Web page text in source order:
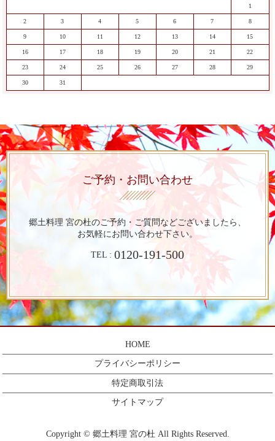
1
2 3 4 5 6 7 8
9 10 11 12 13 14 15
16 17 18 19 20 21 22
23 24 25 26 27 28 29
30 31
ご予約・お問い合わせ
郷土料理 宮の杜のご予約・ご質問などございましたら、
お気軽にお問い合わせ下さい。
TEL : 0120-191-500
HOME
プライバシーポリシー
特定商取引法
サイトマップ
Copyright © 郷土料理 宮の杜 All Rights Reserved.